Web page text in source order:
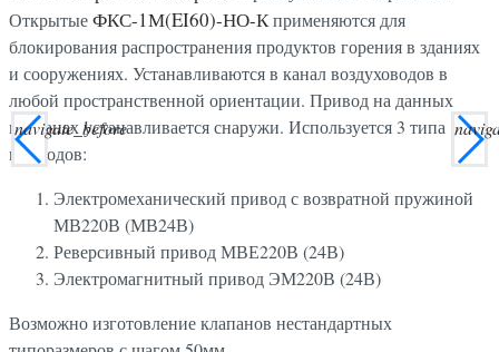
ОткрытыеФКС-1М(EI60)-НО-Кприменяются для
блокирования распространения продуктов горения в зданиях
и сооружениях. Устанавливаются в канал воздуховодов в
любой пространственной ориентации. Привод на данных
клапанах устанавливается снаружи. Используется 3 типа
приводов:
Электромеханический привод с возвратной пружиной
МВ220В (МВ24В)
Реверсивный привод МВЕ220В (24В)
Электромагнитный привод ЭМ220В (24В)
Возможно изготовление клапанов нестандартных
navigate_before